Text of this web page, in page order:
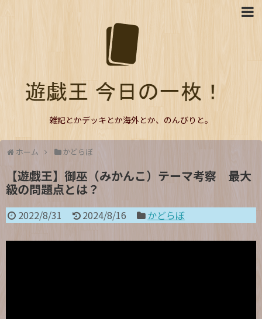
雑記とかデッキとか海外とか、のんびりと。
ホーム かどらぼ
【遊戯王】御巫（みかんこ）テーマ考察 最大
級の問題点とは？
2022/8/31 2024/8/16 かどらぼ